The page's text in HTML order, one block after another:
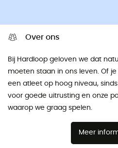
Over ons
Bij Hardloop geloven we dat
moeten staan ​​in ons leven. Of
een atleet op hoog niveau,
voor goede uitrusting en onze
waarop we graag spelen.
Meer